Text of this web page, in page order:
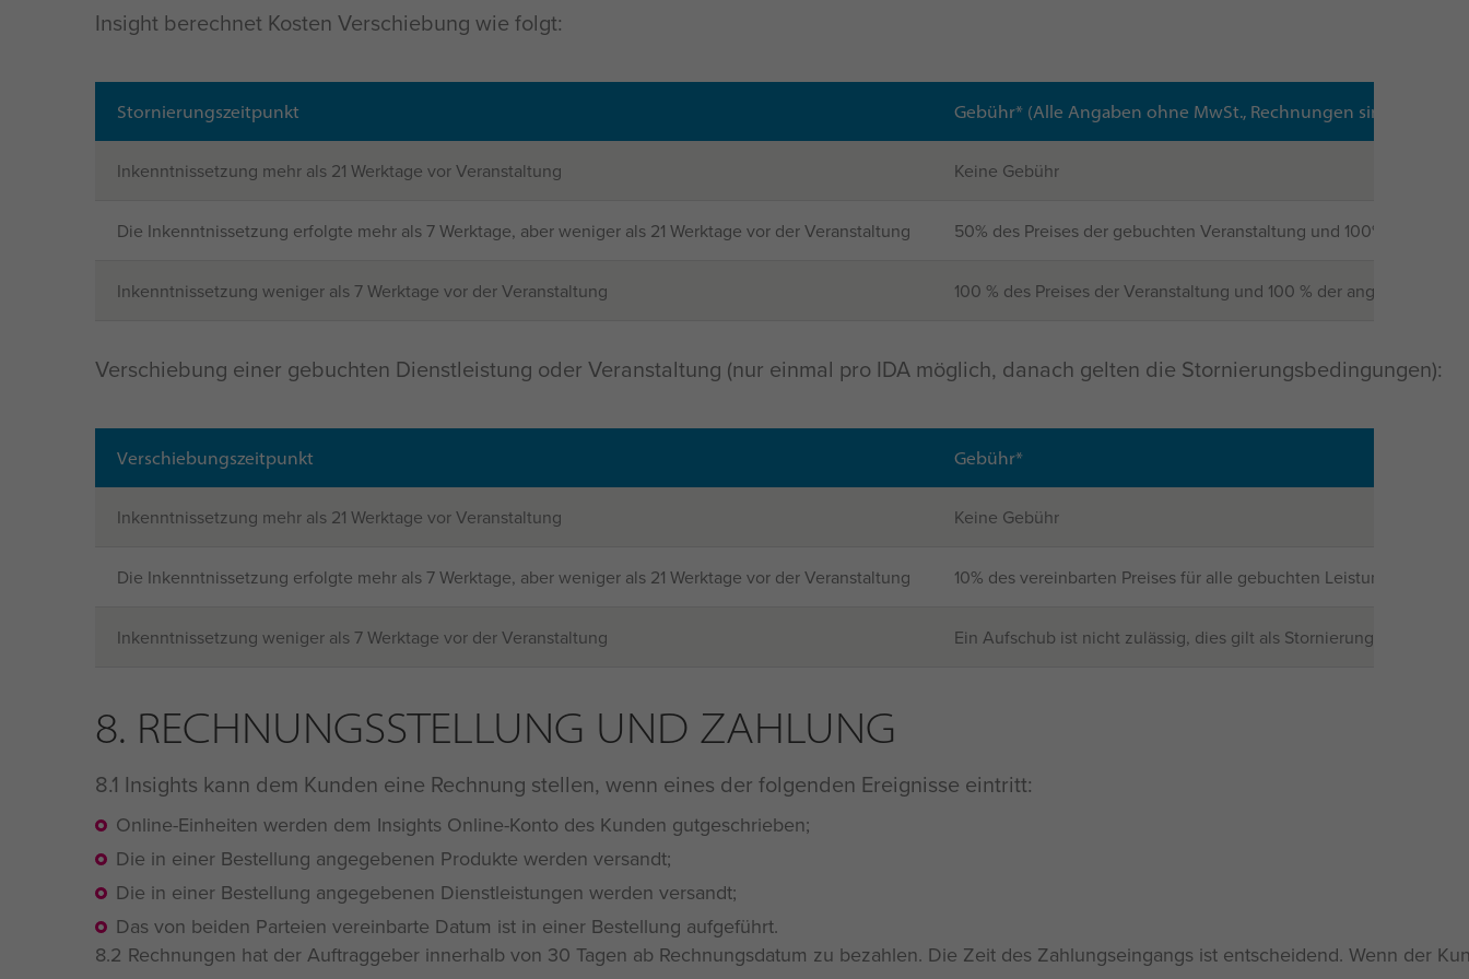
Insight berechnet Kosten Verschiebung wie folgt:
Stornierungszeitpunkt Gebühr* (Alle Angaben ohne MwSt., Rechnungen sind bei
Inkenntnissetzung mehr als 21 Werktage vor Veranstaltung Keine Gebühr
Die Inkenntnissetzung erfolgte mehr als 7 Werktage, aber weniger als 21 Werktage vor der Veranstaltung 50% des Preises der gebuchten Veranstaltung und 100% der
Inkenntnissetzung weniger als 7 Werktage vor der Veranstaltung 100 % des Preises der Veranstaltung und 100 % der angefallenen
Verschiebung einer gebuchten Dienstleistung oder Veranstaltung (nur einmal pro IDA möglich, danach gelten die Stornierungsbedingungen):
Verschiebungszeitpunkt Gebühr*
Inkenntnissetzung mehr als 21 Werktage vor Veranstaltung Keine Gebühr
Die Inkenntnissetzung erfolgte mehr als 7 Werktage, aber weniger als 21 Werktage vor der Veranstaltung 10% des vereinbarten Preises für alle gebuchten Leistungen und
Inkenntnissetzung weniger als 7 Werktage vor der Veranstaltung Ein Aufschub ist nicht zulässig, dies gilt als Stornierung und es
8. RECHNUNGSSTELLUNG UND ZAHLUNG
8.1 Insights kann dem Kunden eine Rechnung stellen, wenn eines der folgenden Ereignisse eintritt:
Online-Einheiten werden dem Insights Online-Konto des Kunden gutgeschrieben;
Die in einer Bestellung angegebenen Produkte werden versandt;
Die in einer Bestellung angegebenen Dienstleistungen werden versandt;
Das von beiden Parteien vereinbarte Datum ist in einer Bestellung aufgeführt.
8.2 Rechnungen hat der Auftraggeber innerhalb von 30 Tagen ab Rechnungsdatum zu bezahlen. Die Zeit des Zahlungseingangs ist entscheidend. Wenn